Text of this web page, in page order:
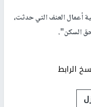
أعمال العنف التي حدثت،
السكن".
الرابط